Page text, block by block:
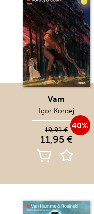
Vam
Igor Kordej
40%
19,91 €
11,95 €